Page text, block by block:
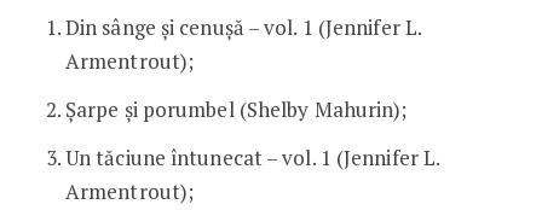
Din sânge și cenușă – vol. 1 (Jennifer L.
Armentrout);
Șarpe și porumbel (Shelby Mahurin);
Un tăciune întunecat – vol. 1 (Jennifer L.
Armentrout);